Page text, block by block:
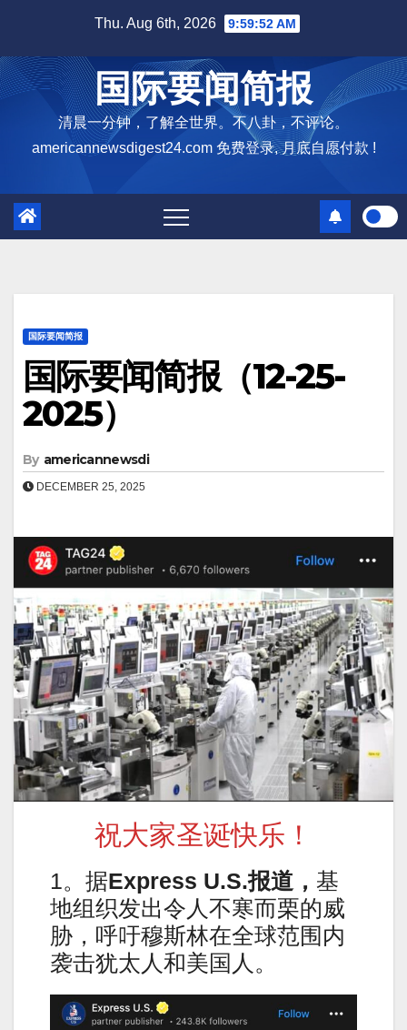
content
Thu. Aug 6th, 2026 9:59:53 AM
国际要闻简报
清晨一分钟，了解全世界。不八卦，不评论。
americannewsdigest24.com 免费登录, 月底自愿付款 !
国际要闻简报
国际要闻简报（12-25-
2025）
By americannewsdi
DECEMBER 25, 2025
祝大家圣诞快乐！
1。据Express U.S.报道， 基
地组织发出令人不寒而栗的威
胁，呼吁穆斯林在全球范围内
袭击犹太人和美国人。